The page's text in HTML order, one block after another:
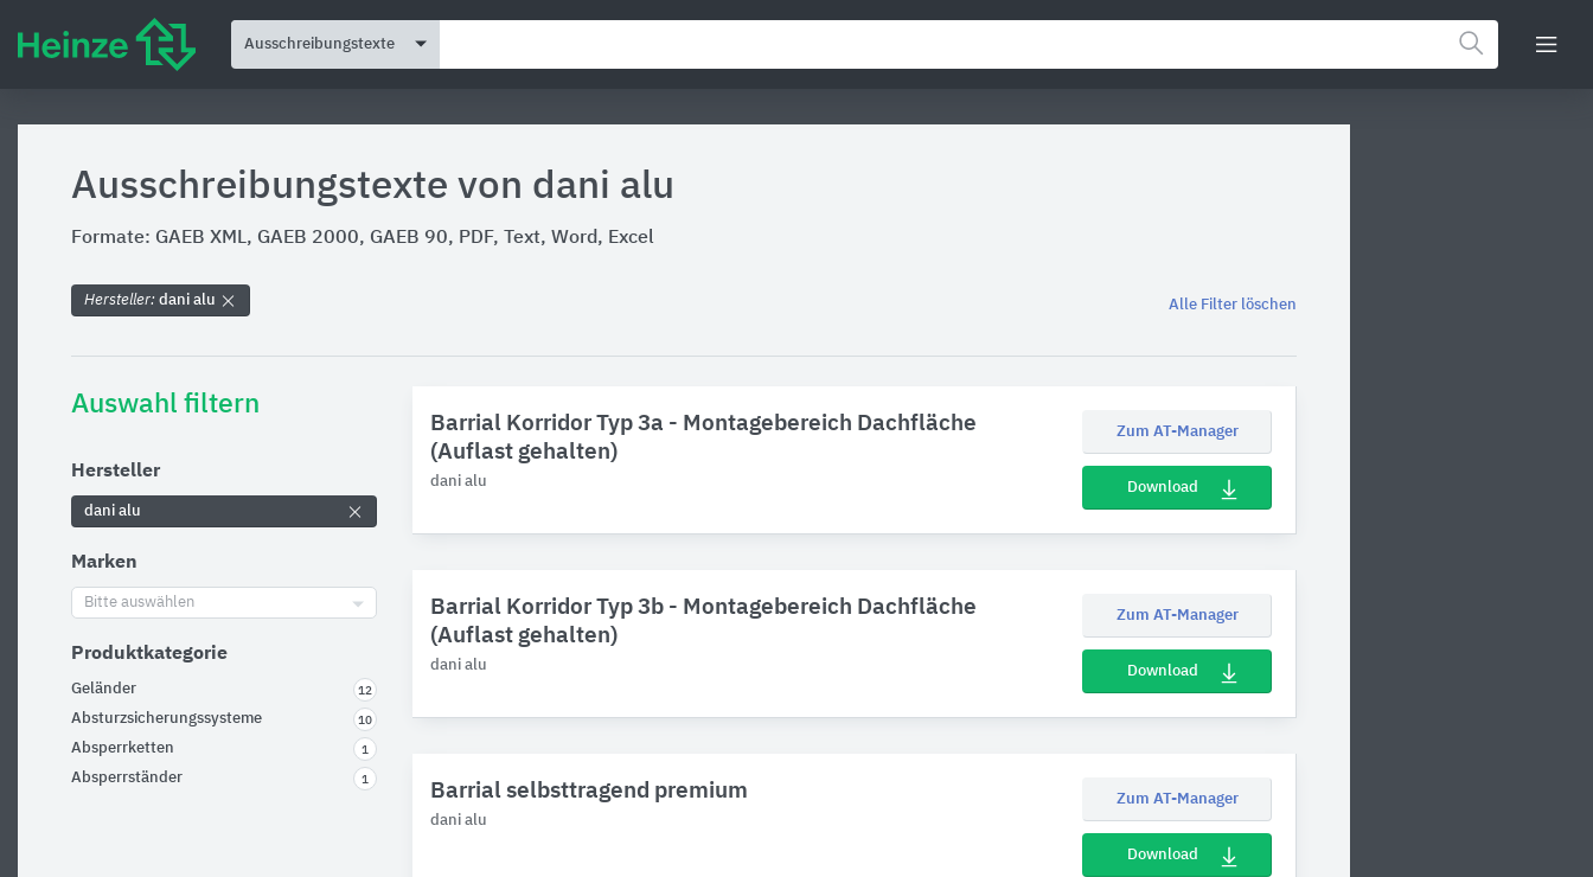
Ausschreibungstexte
Ausschreibungstexte von dani alu
Formate: GAEB XML, GAEB 2000, GAEB 90, PDF, Text, Word, Excel
Hersteller: dani alu Alle Filter löschen
Auswahl filtern
Hersteller
dani alu
Marken
Bitte auswählen
Produktkategorie
Geländer 12
Absturzsicherungssysteme 10
Absperrketten 1
Absperrständer 1
Barrial Korridor Typ 3a - Montagebereich Dachfläche
(Auflast gehalten)
dani alu
Zum AT-Manager
Download
Barrial Korridor Typ 3b - Montagebereich Dachfläche
(Auflast gehalten)
dani alu
Zum AT-Manager
Download
Barrial selbsttragend premium
dani alu
Zum AT-Manager
Download